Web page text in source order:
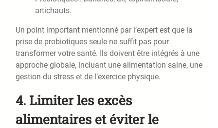
artichauts.
Un point important mentionné par l’expert est que la
prise de probiotiques seule ne suffit pas pour
transformer votre santé. Ils doivent être intégrés à une
approche globale, incluant une alimentation saine, une
gestion du stress et de l’exercice physique.
4. Limiter les excès
alimentaires et éviter le